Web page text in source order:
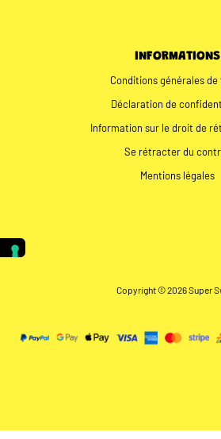
INFORMATIONS
Conditions générales de
Déclaration de
Information sur le droit de
Se rétracter du
Mentions légales
Copyright © 2026 Super